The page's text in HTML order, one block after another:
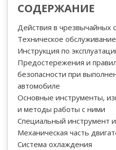
СОДЕРЖАНИЕ
Действия в чрезвычайных
Техническое обслуживание
Инструкция по
Предостережения и
безопасности при
автомобиле
Основные инструменты,
и методы работы с ними
Специальный инструмент
Механическая часть
Система охлаждения